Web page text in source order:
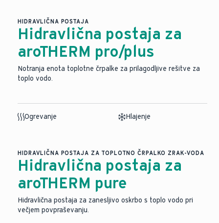
HIDRAVLIČNA POSTAJA
Hidravlična postaja za
aroTHERM pro/plus
Notranja enota toplotne črpalke za prilagodljive rešitve za
toplo vodo.
Ogrevanje Hlajenje
HIDRAVLIČNA POSTAJA ZA TOPLOTNO ČRPALKO ZRAK-VODA
Hidravlična postaja za
aroTHERM pure
Hidravlična postaja za zanesljivo oskrbo s toplo vodo pri
večjem povpraševanju.